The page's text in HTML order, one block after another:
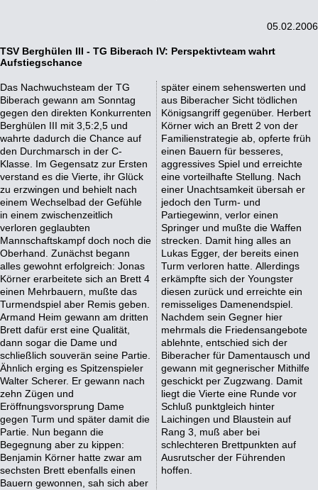
05.02.2006
TSV Berghülen III - TG Biberach IV: Perspektivteam wahrt
Aufstiegschance
Das Nachwuchsteam der TG
Biberach gewann am Sonntag
gegen den direkten Konkurrenten
Berghülen III mit 3,5:2,5 und
wahrte dadurch die Chance auf
den Durchmarsch in der C-
Klasse. Im Gegensatz zur Ersten
verstand es die Vierte, ihr Glück
zu erzwingen und behielt nach
einem Wechselbad der Gefühle
in einem zwischenzeitlich
verloren geglaubten
Mannschaftskampf doch noch die
Oberhand. Zunächst begann
alles gewohnt erfolgreich: Jonas
Körner erarbeitete sich an Brett 4
einen Mehrbauern, mußte das
Turmendspiel aber Remis geben.
Armand Heim gewann am dritten
Brett dafür erst eine Qualität,
dann sogar die Dame und
schließlich souverän seine Partie.
Ähnlich erging es Spitzenspieler
Walter Scherer. Er gewann nach
zehn Zügen und
Eröffnungsvorsprung Dame
gegen Turm und später damit die
Partie. Nun begann die
Begegnung aber zu kippen:
Benjamin Körner hatte zwar am
sechsten Brett ebenfalls einen
Bauern gewonnen, sah sich aber
später einem sehenswerten und
aus Biberacher Sicht tödlichen
Königsangriff gegenüber. Herbert
Körner wich an Brett 2 von der
Familienstrategie ab, opferte früh
einen Bauern für besseres,
aggressives Spiel und erreichte
eine vorteilhafte Stellung. Nach
einer Unachtsamkeit übersah er
jedoch den Turm- und
Partiegewinn, verlor einen
Springer und mußte die Waffen
strecken. Damit hing alles an
Lukas Egger, der bereits einen
Turm verloren hatte. Allerdings
erkämpfte sich der Youngster
diesen zurück und erreichte ein
remisseliges Damenendspiel.
Nachdem sein Gegner hier
mehrmals die Friedensangebote
ablehnte, entschied sich der
Biberacher für Damentausch und
gewann mit gegnerischer Mithilfe
geschickt per Zugzwang. Damit
liegt die Vierte eine Runde vor
Schluß punktgleich hinter
Laichingen und Blaustein auf
Rang 3, muß aber bei
schlechteren Brettpunkten auf
Ausrutscher der Führenden
hoffen.